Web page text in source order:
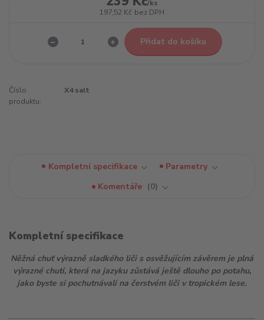
/ks
197,52 Kč bez DPH
Přidat do košíku
Číslo
produktu:
X4 salt
Kompletní specifikace
Parametry
Komentáře
0
Kompletní specifikace
Něžná chuť výrazně sladkého liči s osvěžujícím závěrem je plná
výrazné chuti, která na jazyku zůstává ještě dlouho po potahu,
jako byste si pochutnávali na čerstvém liči v tropickém lese.